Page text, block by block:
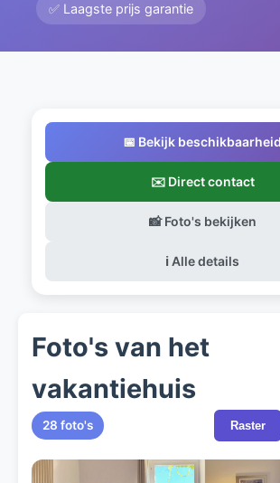
✅ Laagste prijs garantie
📅 Bekijk beschikbaarheid
✉️ Direct contact
📸 Foto's bekijken
ℹ️ Alle details
Foto's van het
vakantiehuis
28 foto's Raster